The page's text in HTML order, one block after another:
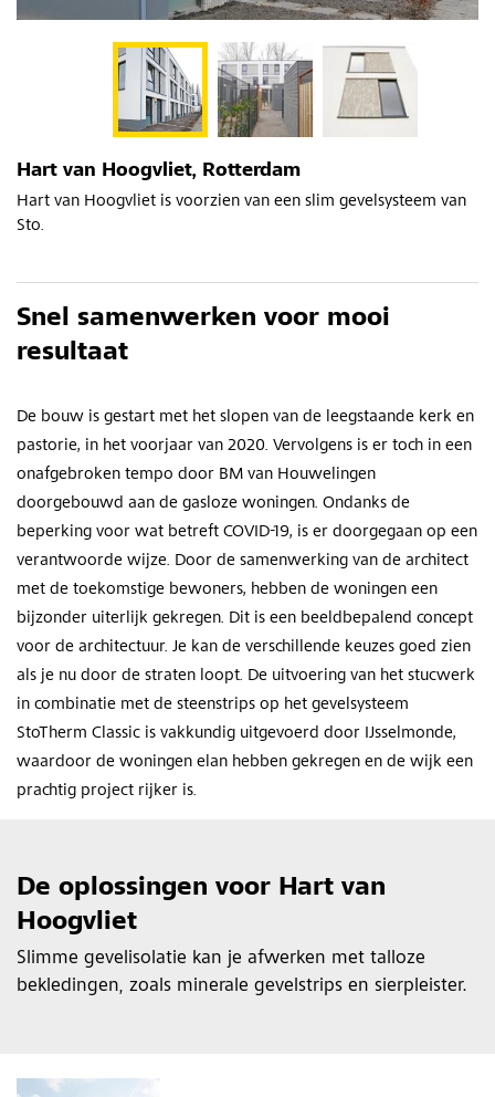
Hart van Hoogvliet, Rotterdam
Hart van Hoogvliet is voorzien van een slim gevelsysteem van
Sto.
Snel samenwerken voor mooi
resultaat
De bouw is gestart met het slopen van de leegstaande kerk en
pastorie, in het voorjaar van 2020. Vervolgens is er toch in een
onafgebroken tempo door BM van Houwelingen
doorgebouwd aan de gasloze woningen. Ondanks de
beperking voor wat betreft COVID-19, is er doorgegaan op een
verantwoorde wijze. Door de samenwerking van de architect
met de toekomstige bewoners, hebben de woningen een
bijzonder uiterlijk gekregen. Dit is een beeldbepalend concept
voor de architectuur. Je kan de verschillende keuzes goed zien
als je nu door de straten loopt. De uitvoering van het stucwerk
in combinatie met de steenstrips op het gevelsysteem
StoTherm Classic is vakkundig uitgevoerd door IJsselmonde,
waardoor de woningen elan hebben gekregen en de wijk een
prachtig project rijker is.
De oplossingen voor Hart van
Hoogvliet
Slimme gevelisolatie kan je afwerken met talloze
bekledingen, zoals minerale gevelstrips en sierpleister.